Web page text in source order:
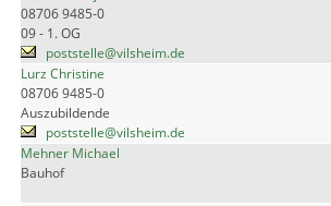
08706 9485-0
09 - 1. OG
poststelle@vilsheim.de
Lurz Christine
08706 9485-0
Auszubildende
poststelle@vilsheim.de
Mehner Michael
Bauhof